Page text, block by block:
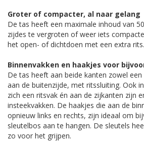
Groter of compacter, al naar gelang
De tas heeft een maximale inhoud van
zijdes te vergroten of weer iets
het open- of dichtdoen met een extra rits.
Binnenvakken en haakjes voor
De tas heeft aan beide kanten zowel
aan de buitenzijde, met ritssluiting. Ook
zich een ritsvak én aan de zijkanten zijn
insteekvakken. De haakjes die aan de
opnieuw links en rechts, zijn ideaal om
sleutelbos aan te hangen. De sleutels
zo voor het grijpen.